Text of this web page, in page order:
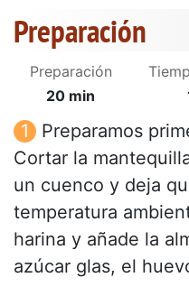
Preparación
Preparación
20 min
Preparamos
Cortar la
un cuenco y deja
temperatura
harina y añade la
azúcar glas, el